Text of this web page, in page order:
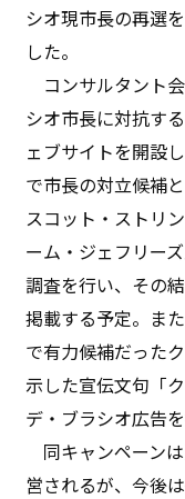
シオ現市長の再選
した。
コンサルタント
シオ市長に対抗す
ェブサイトを開設
で市長の対立候補
スコット・ストリ
ーム・ジェフリー
調査を行い、その
掲載する予定。ま
で有力候補だった
示した宣伝文句「
デ・ブラシオ広告
同キャンペーン
営されるが、今後